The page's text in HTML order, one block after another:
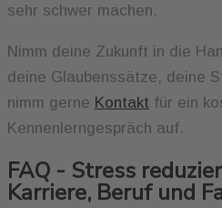
sehr schwer machen.
Nimm deine Zukunft in die
deine Glaubenssätze, deine
nimm gerne Kontakt für ein
Kennenlerngespräch auf.
FAQ - Stress
Karriere, Beruf und